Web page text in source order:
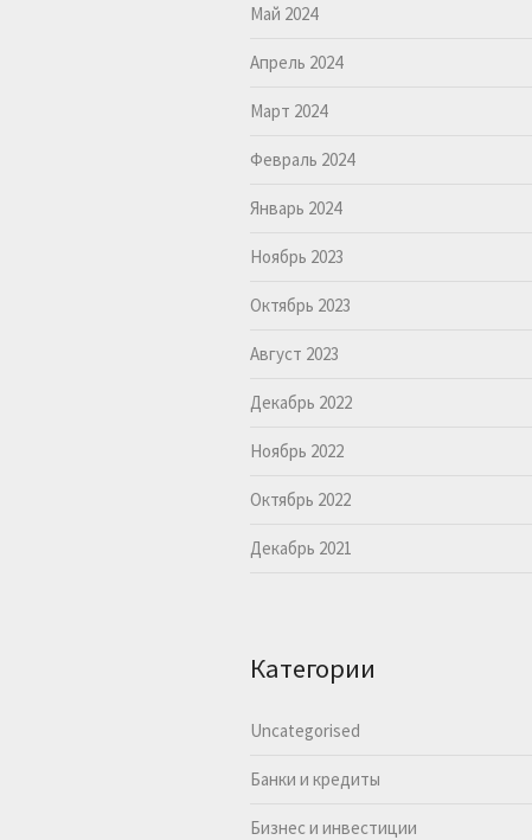
Май 2024
Апрель 2024
Март 2024
Февраль 2024
Январь 2024
Ноябрь 2023
Октябрь 2023
Август 2023
Декабрь 2022
Ноябрь 2022
Октябрь 2022
Декабрь 2021
Категории
Uncategorised
Банки и кредиты
Бизнес и инвестиции